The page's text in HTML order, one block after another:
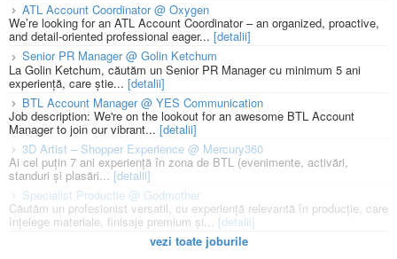
ATL Account Coordinator @ Oxygen
We’re looking for an ATL Account Coordinator – an organized, proactive,
and detail-oriented professional eager... [detalii]
Senior PR Manager @ Golin Ketchum
La Golin Ketchum, căutăm un Senior PR Manager cu minimum 5 ani
experiență, care știe... [detalii]
BTL Account Manager @ YES Communication
Job description: We're on the lookout for an awesome BTL Account
Manager to join our vibrant... [detalii]
3D Artist – Shopper Experience @ Mercury360
Ai cel puțin 7 ani experiență în zona de BTL (evenimente, activări,
standuri și plasări...[detalii]
Specialist Productie @ Godmother
Căutăm un profesionist versatil, cu experiență relevantă în producție, care
înțelege materiale, finisaje premium și... [detalii]
vezi toate joburile